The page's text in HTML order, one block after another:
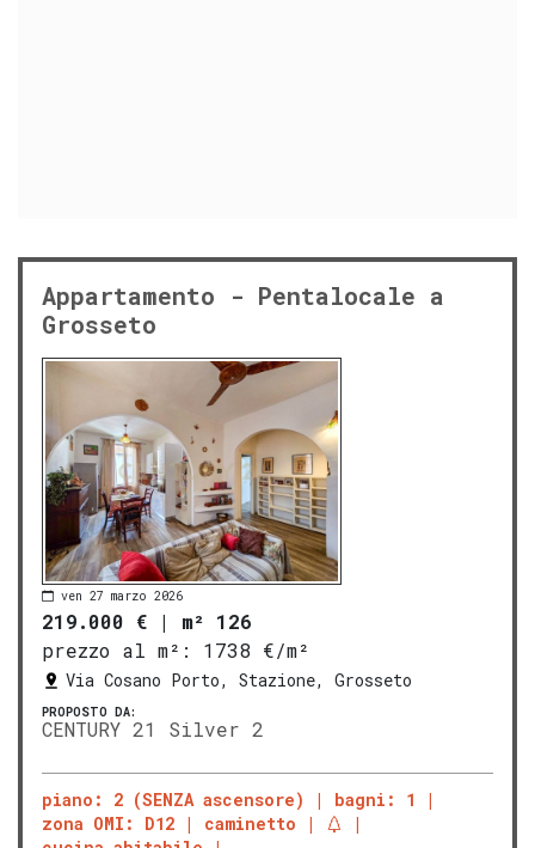
Appartamento - Pentalocale a
Grosseto
ven 27 marzo 2026
219.000 € | m² 126
prezzo al m²:
1738 €/m²
Via Cosano Porto, Stazione, Grosseto
PROPOSTO DA:
CENTURY 21 Silver 2
piano: 2 (SENZA ascensore)
bagni: 1
zona OMI: D12
caminetto